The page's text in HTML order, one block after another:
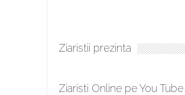
Ziaristii prezinta
Ziaristi Online pe You Tube